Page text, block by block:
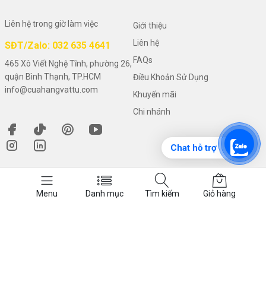
Menu Danh mục Tìm kiếm Giỏ hàng
Liên hệ trong giờ làm việc
SĐT/Zalo: 032 635 4641
465 Xô Viết Nghệ Tĩnh, phường 26,
quận Bình Thạnh, TP.HCM
info@cuahangvattu.com
Giới thiệu
Liên hệ
FAQs
Điều Khoản Sử Dụng
Khuyến mãi
Chi nhánh
Chính sách Hợp tác
Chat hỗ trợ